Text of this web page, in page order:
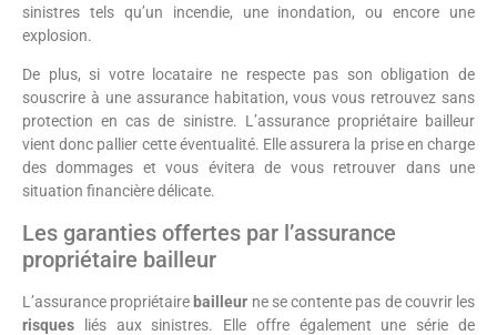
sinistres tels qu’un incendie, une inondation, ou encore une
explosion.
De plus, si votre locataire ne respecte pas son obligation de
souscrire à une assurance habitation, vous vous retrouvez sans
protection en cas de sinistre. L’assurance propriétaire bailleur
vient donc pallier cette éventualité. Elle assurera la prise en charge
des dommages et vous évitera de vous retrouver dans une
situation financière délicate.
Les garanties offertes par l’assurance
propriétaire bailleur
L’assurance propriétaire bailleur ne se contente pas de couvrir les
risques liés aux sinistres. Elle offre également une série de